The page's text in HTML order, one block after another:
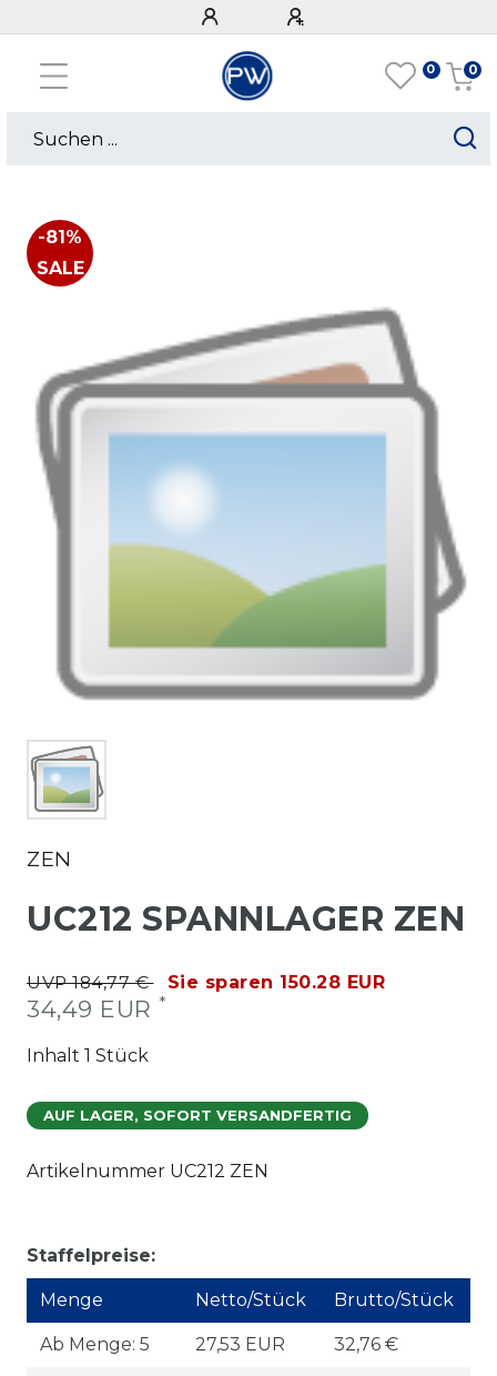
0 0
-81%
SALE
ZEN
UC212 SPANNLAGER ZEN
UVP 184,77 € Sie sparen 150.28 EUR
34,49 EUR *
Inhalt 1 Stück
AUF LAGER, SOFORT VERSANDFERTIG
Artikelnummer UC212 ZEN
Staffelpreise:
Menge Netto/Stück Brutto/Stück
Ab Menge: 5 27,53 EUR 32,76 €